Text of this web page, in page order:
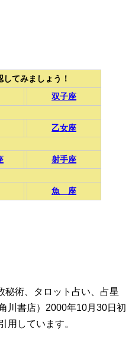
てみましょう！
双子座
乙女座
射手座
魚 座
秘術、タロット占い、占星
川書店）2000年10月30日初
用しています。